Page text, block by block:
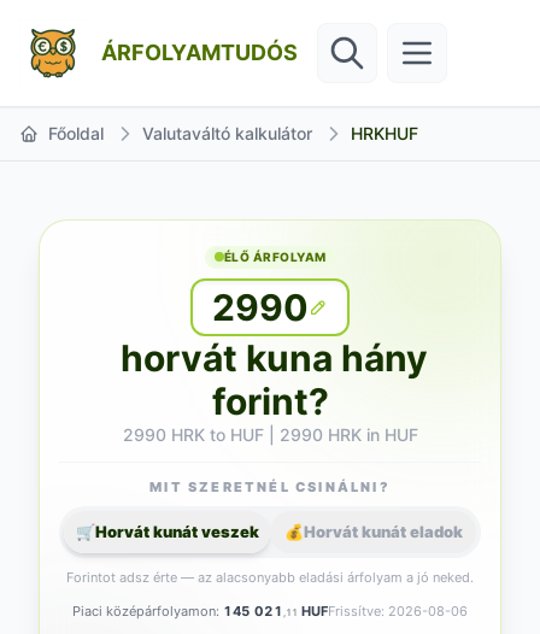
ÁRFOLYAMTUDÓS
Főoldal Valutaváltó kalkulátor HRKHUF
ÉLŐ ÁRFOLYAM
2990
horvát kuna hány
forint?
2990 HRK to HUF | 2990 HRK in HUF
Piaci középárfolyamon: 145 021 ,11 HUFFrissítve: 2026-08-06
MIT SZERETNÉL CSINÁLNI?
🛒Horvát kunát veszek 💰Horvát kunát eladok
Forintot adsz érte — az alacsonyabb eladási árfolyam a jó neked.